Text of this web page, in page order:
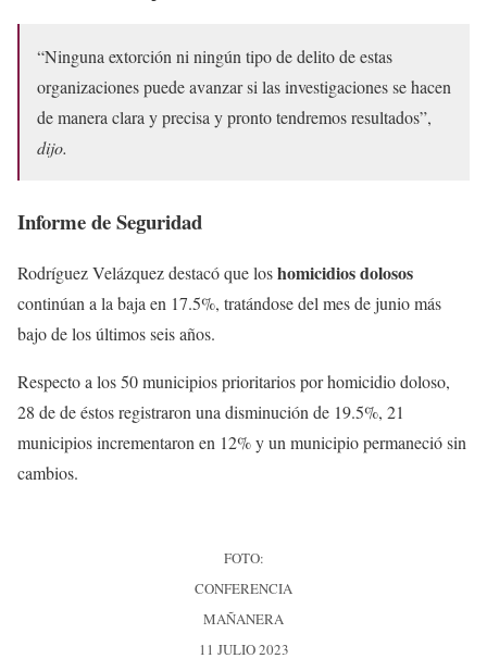
“Ninguna extorción ni ningún tipo de delito de estas
organizaciones puede avanzar si las investigaciones se hacen
de manera clara y precisa y pronto tendremos resultados”,
dijo.
Informe de Seguridad
Rodríguez Velázquez destacó que loshomicidios dolosos
continúan a la baja en 17.5%, tratándose del mes de junio más
bajo de los últimos seis años.
Respecto a los 50 municipios prioritarios por homicidio doloso,
28 de de éstos registraron una disminución de 19.5%, 21
municipios incrementaron en 12% y un municipio permaneció sin
cambios.
FOTO:
CONFERENCIA
MAÑANERA
11 JULIO 2023